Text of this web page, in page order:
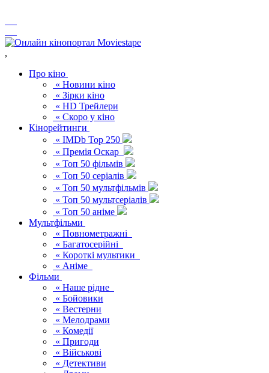
,
Про кіно
« Новини кіно
« Зірки кіно
« HD Трейлери
« Скоро у кіно
Кінорейтинги
« IMDb Top 250
« Премія Оскар
« Топ 50 фільмів
« Топ 50 серіалів
« Топ 50 мультфільмів
« Топ 50 мультсеріалів
« Топ 50 аніме
Мультфільми
« Повнометражні
« Багатосерійні
« Короткі мультики
« Аніме
Фільми
« Наше рідне
« Бойовики
« Вестерни
« Мелодрами
« Комедії
« Пригоди
« Військові
« Детективи